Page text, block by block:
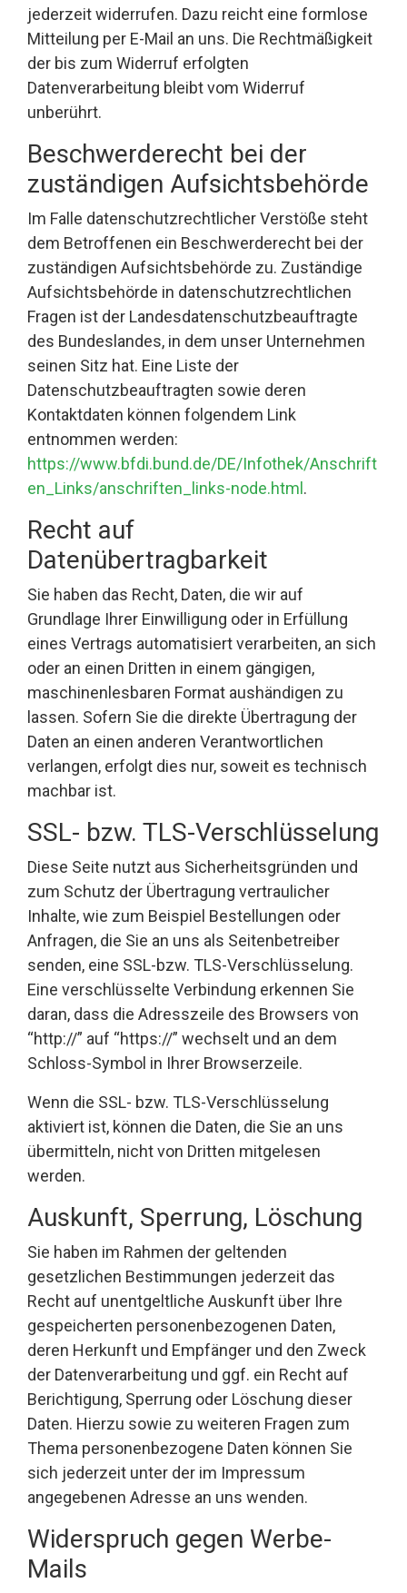
jederzeit widerrufen. Dazu reicht eine formlose
Mitteilung per E-Mail an uns. Die Rechtmäßigkeit
der bis zum Widerruf erfolgten
Datenverarbeitung bleibt vom Widerruf
unberührt.
Beschwerderecht bei der
zuständigen Aufsichtsbehörde
Im Falle datenschutzrechtlicher Verstöße steht
dem Betroffenen ein Beschwerderecht bei der
zuständigen Aufsichtsbehörde zu. Zuständige
Aufsichtsbehörde in datenschutzrechtlichen
Fragen ist der Landesdatenschutzbeauftragte
des Bundeslandes, in dem unser Unternehmen
seinen Sitz hat. Eine Liste der
Datenschutzbeauftragten sowie deren
Kontaktdaten können folgendem Link
entnommen werden:
https://www.bfdi.bund.de/DE/Infothek/Anschrift
en_Links/anschriften_links-node.html .
Recht auf
Datenübertragbarkeit
Sie haben das Recht, Daten, die wir auf
Grundlage Ihrer Einwilligung oder in Erfüllung
eines Vertrags automatisiert verarbeiten, an sich
oder an einen Dritten in einem gängigen,
maschinenlesbaren Format aushändigen zu
lassen. Sofern Sie die direkte Übertragung der
Daten an einen anderen Verantwortlichen
verlangen, erfolgt dies nur, soweit es technisch
machbar ist.
SSL- bzw. TLS-Verschlüsselung
Diese Seite nutzt aus Sicherheitsgründen und
zum Schutz der Übertragung vertraulicher
Inhalte, wie zum Beispiel Bestellungen oder
Anfragen, die Sie an uns als Seitenbetreiber
senden, eine SSL-bzw. TLS-Verschlüsselung.
Eine verschlüsselte Verbindung erkennen Sie
daran, dass die Adresszeile des Browsers von
“http://” auf “https://” wechselt und an dem
Schloss-Symbol in Ihrer Browserzeile.
Wenn die SSL- bzw. TLS-Verschlüsselung
aktiviert ist, können die Daten, die Sie an uns
übermitteln, nicht von Dritten mitgelesen
werden.
Auskunft, Sperrung, Löschung
Sie haben im Rahmen der geltenden
gesetzlichen Bestimmungen jederzeit das
Recht auf unentgeltliche Auskunft über Ihre
gespeicherten personenbezogenen Daten,
deren Herkunft und Empfänger und den Zweck
der Datenverarbeitung und ggf. ein Recht auf
Berichtigung, Sperrung oder Löschung dieser
Daten. Hierzu sowie zu weiteren Fragen zum
Thema personenbezogene Daten können Sie
sich jederzeit unter der im Impressum
angegebenen Adresse an uns wenden.
Widerspruch gegen Werbe-
Mails